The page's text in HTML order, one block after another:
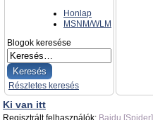
Honlap
MSNM/WLM
Blogok keresése
Részletes keresés
Ki van itt
Regisztrált felhasználók: Baidu [Spider]